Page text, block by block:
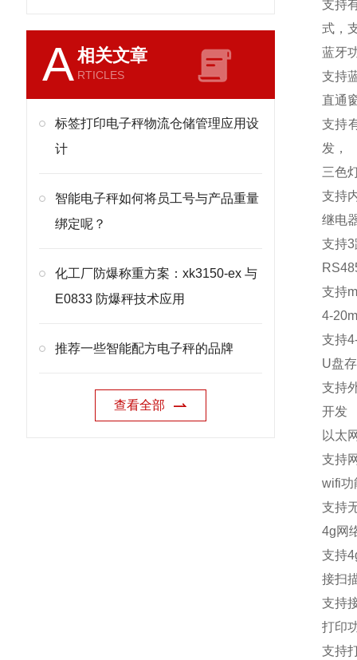
A相关文章
RTICLES
标签打印电子秤物流仓储管理应用设
计
智能电子秤如何将员工号与产品重量
绑定呢？
化工厂防爆称重方案：xk3150-ex 与
E0833 防爆秤技术应用
推荐一些智能配方电子秤的品牌
查看全部
支持
式，
蓝牙
支持
直通
支持
发，
三色
支持
继电
支持3
支持
4-
支持
U盘
支持
开发
以太
支持
wifi功
支持
4g网
支持
接扫
支持
打印
支持